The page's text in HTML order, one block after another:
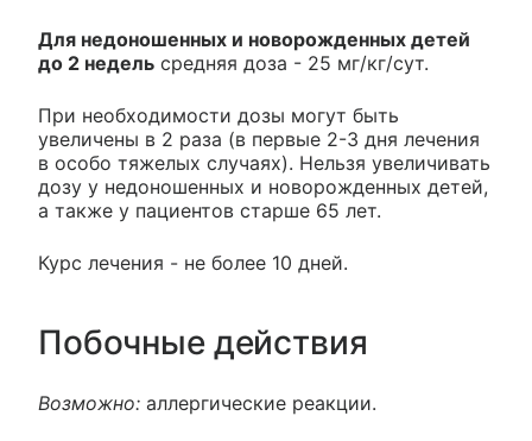
Для недоношенных и новорожденных детей
до 2 недель средняя доза - 25 мг/кг/сут.
При необходимости дозы могут быть
увеличены в 2 раза (в первые 2-3 дня лечения
в особо тяжелых случаях). Нельзя увеличивать
дозу у недоношенных и новорожденных детей,
а также у пациентов старше 65 лет.
Курс лечения - не более 10 дней.
Побочные действия
Возможно: аллергические реакции.